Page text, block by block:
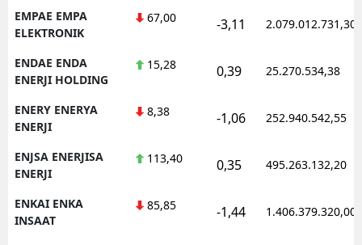
EMPAE EMPA
ELEKTRONIK
67,00 -3,11 2.079.012.731,30
ENDAE ENDA
ENERJI HOLDING
15,28 0,39 25.270.534,38
ENERY ENERYA
ENERJI
8,38 -1,06 252.940.542,55
ENJSA ENERJISA
ENERJI
113,40 0,35 495.263.132,20
ENKAI ENKA
INSAAT
85,85 -1,44 1.406.379.320,00